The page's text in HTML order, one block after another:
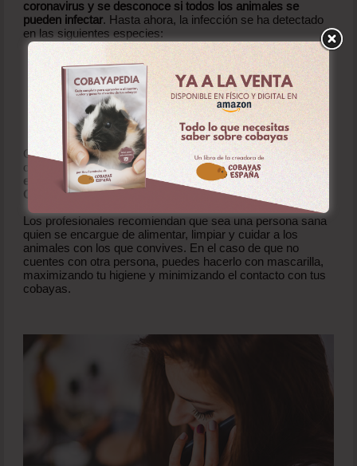
coronavirus y se desconoce si todos los animales se
pueden infectar. Hasta ahora, la infección se ha detectado
en las siguientes especies:
Gatos, perros y un hurón.
Animales en zoológicos y reservas, incluidos varios
tipos de felinos grandes, nutrias y primates no
humanos.
Visones de criadero.
Venados de cola blanca silvestres.
Como no sabemos si los cobayas pueden verse afectados
o no,
lo recomendable es seguir la indicación general de
evitar el contacto con cualquier animal mientras tengas
COVID-19 o si sospechas que puedes tenerlo .
Los profesionales recomiendan que sea una persona sana
quien se encargue de alimentar, limpiar y cuidar a los
animales con los que convives. En el caso de que no
cuentes con otra persona, puedes hacerlo con mascarilla,
maximizando tu higiene y minimizando el contacto con tus
cobayas.